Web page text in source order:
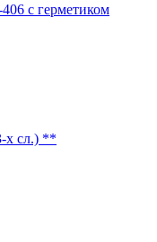
с герметиком
х сл.) **